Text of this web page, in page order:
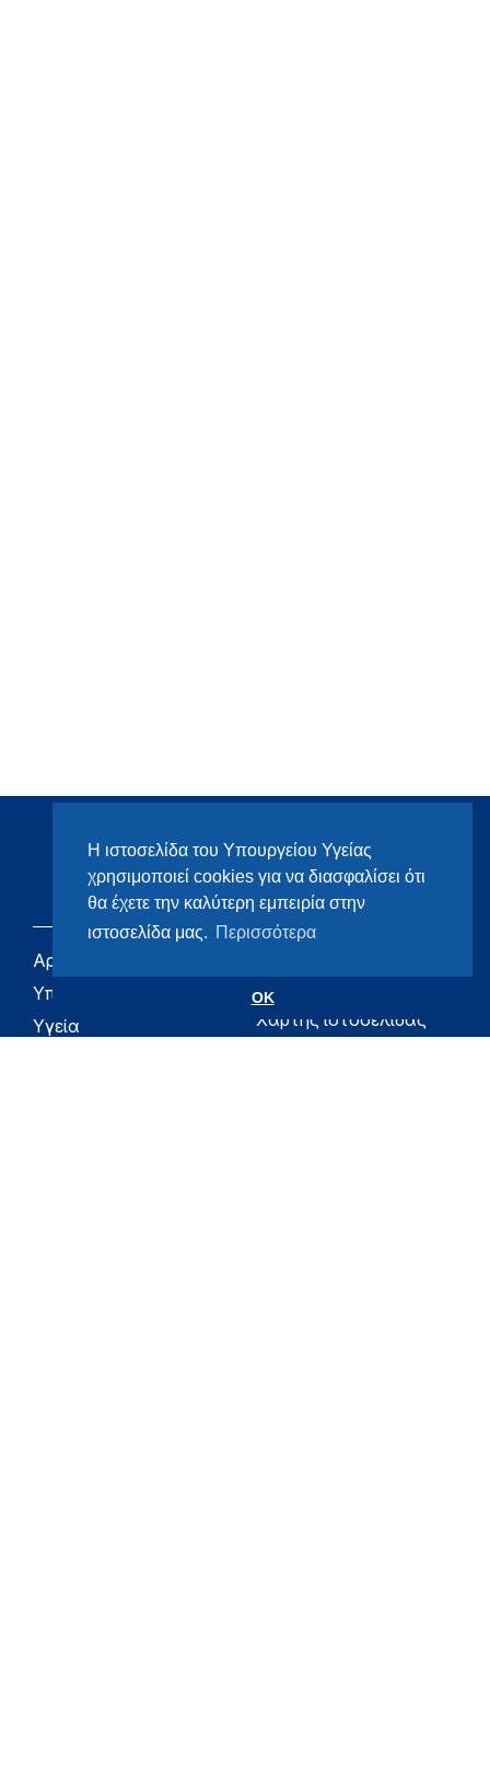
Η ιστοσελίδα του Υπουργείου Υγείας
χρησιμοποιεί cookies για να διασφαλίσει ότι
θα έχετε την καλύτερη εμπειρία στην
ιστοσελίδα μας. Περισσότερα
OK
Αρχική
Υπουργείο
Υγεία
Υγεία
Χάρτης ιστοσελίδας